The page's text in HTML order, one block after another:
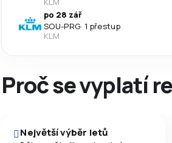
po 28 zář
SOU-PRG· 1 přestup
KLM
Proč se vyplatí
Největší výběr letů